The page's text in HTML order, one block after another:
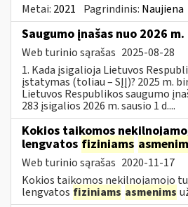
Metai: 2021 Pagrindinis: Naujiena
Saugumo įnašas nuo 2026 m.
Web turinio sąrašas 2025-08-28
1. Kada įsigalioja Lietuvos
įstatymas (toliau – SĮĮ)? 2025 m.
Lietuvos Respublikos saugumo
283 įsigalios 2026 m. sausio 1 d....
Kokios taikomos
lengvatos fiziniams
Web turinio sąrašas 2020-11-17
Kokios taikomos nekilnojamojo
lengvatos fiziniams asmenims